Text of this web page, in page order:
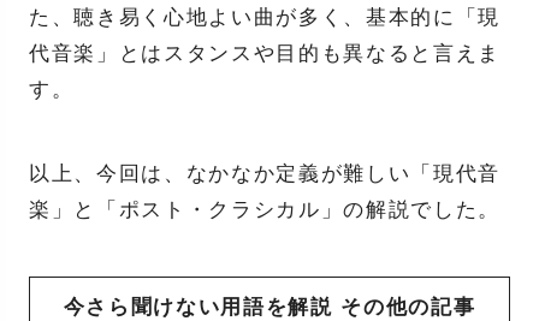
た、聴き易く心地よい曲が多く、基本的に「現
代音楽」とはスタンスや目的も異なると言えま
す。
以上、今回は、なかなか定義が難しい「現代音
楽」と「ポスト・クラシカル」の解説でした。
今さら聞けない用語を解説 その他の記事